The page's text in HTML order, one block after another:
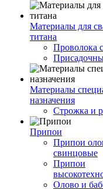
Материалы для
титана
Проволока
Материалы
назначения
Строжка и
Припои
Припои
свинцовые
Припои
Олово и